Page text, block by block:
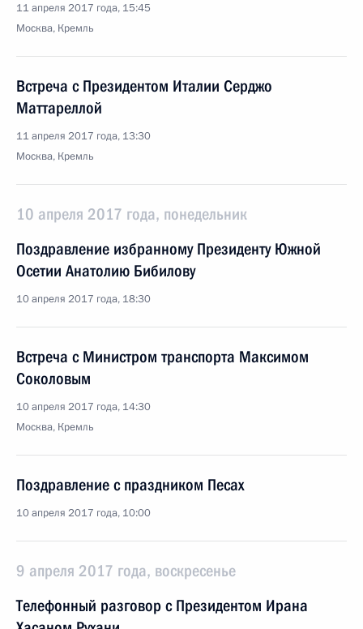
11 апреля 2017 года, 15:45
Москва, Кремль
Встреча с Президентом Италии Серджо
Маттареллой
11 апреля 2017 года, 13:30
Москва, Кремль
10 апреля 2017 года, понедельник
Поздравление избранному Президенту Южной
Осетии Анатолию Бибилову
10 апреля 2017 года, 18:30
Встреча с Министром транспорта Максимом
Соколовым
10 апреля 2017 года, 14:30
Москва, Кремль
Поздравление с праздником Песах
10 апреля 2017 года, 10:00
9 апреля 2017 года, воскресенье
Телефонный разговор с Президентом Ирана